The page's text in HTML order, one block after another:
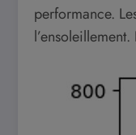
performance.